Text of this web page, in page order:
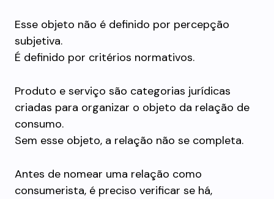
Esse objeto não é definido por percepção
subjetiva.
É definido por critérios normativos.
Produto e serviço são categorias jurídicas
criadas para organizar o objeto da relação de
consumo.
Sem esse objeto, a relação não se completa.
Antes de nomear uma relação como
consumerista, é preciso verificar se há,